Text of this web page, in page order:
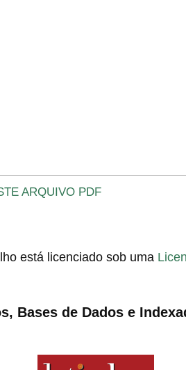
ARQUIVO PDF
está licenciado sob uma
Bases de Dados e